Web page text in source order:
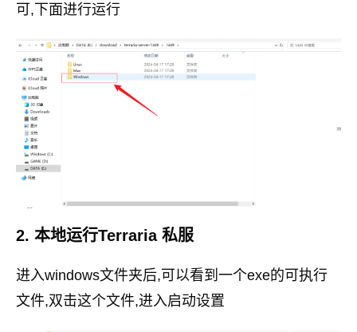
可,下面进行运行
2. 本地运行Terraria 私服
进入windows文件夹后,可以看到一个exe的可执行
文件,双击这个文件,进入启动设置